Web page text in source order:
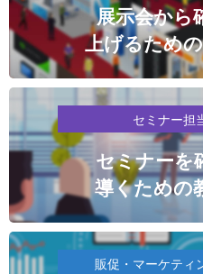
展示会から
上げるため
セミナー担
セミナーを
導くための
販促・マーケティ